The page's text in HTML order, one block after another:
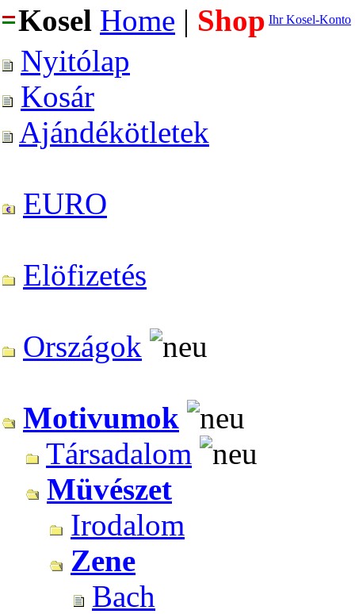
Kosel Home | Shop Ihr Kosel-Konto
Nyitólap
Kosár
Ajándékötletek
EURO
Elöfizetés
Országok
Motivumok
Társadalom
Müvészet
Irodalom
Zene
Bach